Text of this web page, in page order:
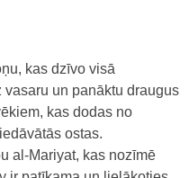
kas dzīvo visā
un panāktu draugus
kas dodas no
ostas.
al-Mariyat, kas nozīmē